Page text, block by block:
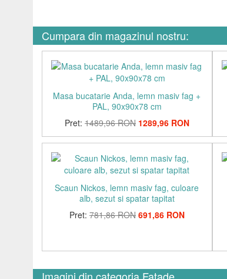
Cumpara din magazinul nostru:
Masa bucatarie Anda, lemn masiv fag +
PAL, 90x90x78 cm
Pret: 1489,96 RON 1289,96 RON
Scaun Nickos, lemn masiv fag, culoare
alb, sezut si spatar tapitat
Pret: 781,86 RON 691,86 RON